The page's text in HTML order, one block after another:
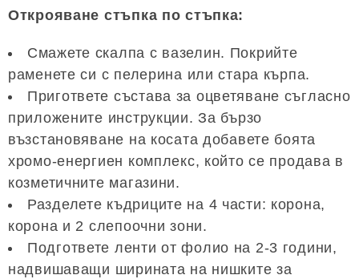
Открояване стъпка по стъпка:
Смажете скалпа с вазелин. Покрийте
раменете си с пелерина или стара кърпа.
Пригответе състава за оцветяване съгласно
приложените инструкции. За бързо
възстановяване на косата добавете боята
хромо-енергиен комплекс, който се продава в
козметичните магазини.
Разделете къдриците на 4 части: корона,
корона и 2 слепоочни зони.
Подгответе ленти от фолио на 2-3 години,
надвишаващи ширината на нишките за